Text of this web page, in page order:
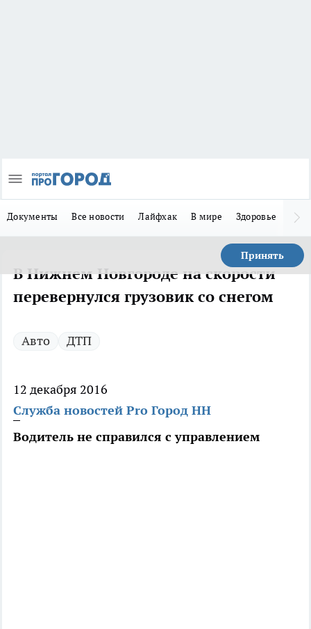
Документы Все новости Лайфхак В мире Здоровье
Принять
В Нижнем Новгороде на скорости
перевернулся грузовик со снегом
Авто ДТП
12 декабря 2016
Служба новостей Pro Город НН
Водитель не справился с управлением